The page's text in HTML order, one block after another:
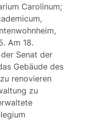
Carolinum;
,
Am 18.
Senat der
Gebäude des
renovieren
zu